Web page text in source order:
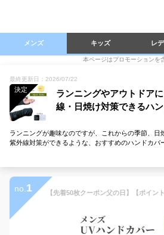
メンズ キッズ レ
本ページはプロモーションを
最終更新日：2026/07/22
決定
ランニングやアウトドア
線・日焼け対策できるハ
ランニングが趣味なのですが、これからの季節、日
紫外線対策ができるような、おすすめのハンドカバ
no. 1